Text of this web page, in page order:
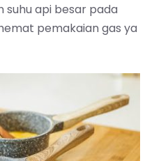
suhu api besar pada
pemakaian gas ya